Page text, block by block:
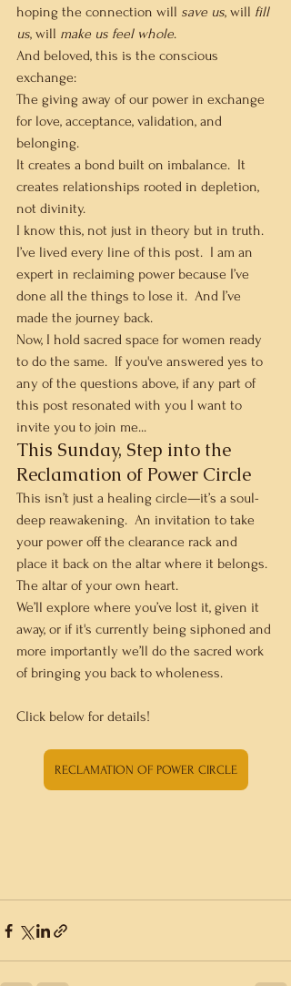
hoping the connection will save us, will fill
us, will make us feel whole.
And beloved, this is the conscious
exchange:
The giving away of our power in exchange
for love, acceptance, validation, and
belonging.
It creates a bond built on imbalance.  It
creates relationships rooted in depletion,
not divinity.
I know this, not just in theory but in truth.
I’ve lived every line of this post.  I am an
expert in reclaiming power because I’ve
done all the things to lose it.  And I’ve
made the journey back.
Now, I hold sacred space for women ready
to do the same.  If you've answered yes to
any of the questions above, if any part of
this post resonated with you I want to
invite you to join me...
This Sunday, Step into the
Reclamation of Power Circle
This isn’t just a healing circle—it’s a soul-
deep reawakening.  An invitation to take
your power off the clearance rack and
place it back on the altar where it belongs.
The altar of your own heart.
We’ll explore where you’ve lost it, given it
away, or if it's currently being siphoned and
more importantly we’ll do the sacred work
of bringing you back to wholeness.
Click below for details!
RECLAMATION OF POWER CIRCLE